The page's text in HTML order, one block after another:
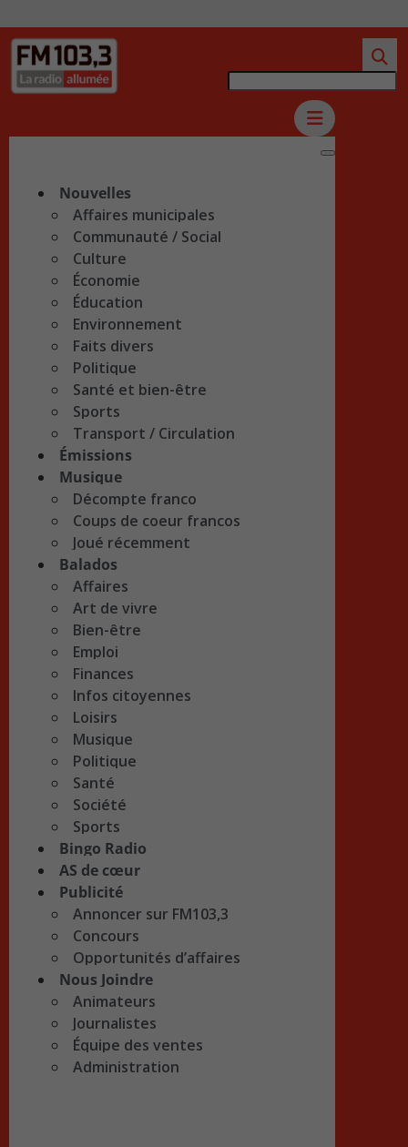
Nouvelles
Affaires municipales
Communauté / Social
Culture
Économie
Éducation
Environnement
Faits divers
Politique
Santé et bien-être
Sports
Transport / Circulation
Émissions
Musique
Décompte franco
Coups de coeur francos
Joué récemment
Balados
Affaires
Art de vivre
Bien-être
Emploi
Finances
Infos citoyennes
Loisirs
Musique
Politique
Santé
Société
Sports
Bingo Radio
AS de cœur
Publicité
Annoncer sur FM103,3
Concours
Opportunités d’affaires
Nous Joindre
Animateurs
Journalistes
Équipe des ventes
Administration